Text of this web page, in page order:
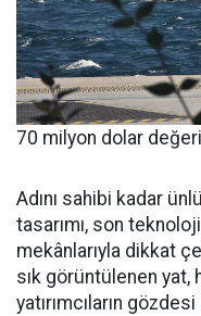
70 milyon dolar
Adını sahibi kadar
tasarımı, son
mekânlarıyla dikkat
sık görüntülenen yat,
yatırımcıların